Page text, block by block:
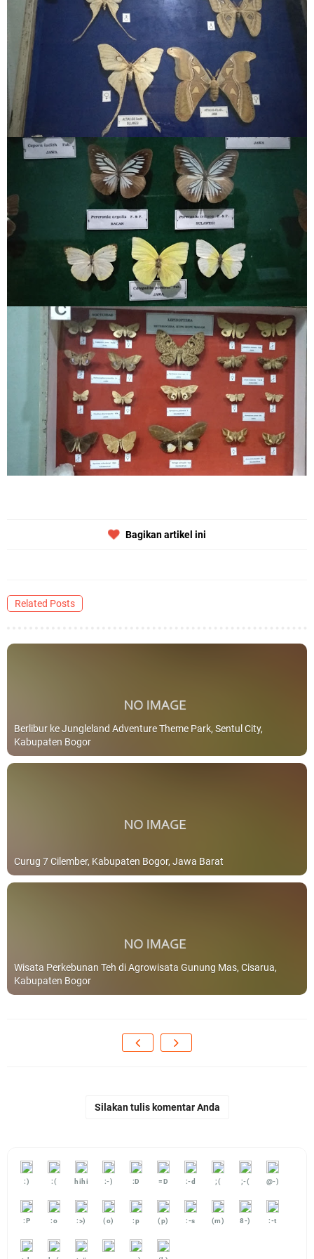
Bagikan artikel ini
Related Posts
Berlibur ke Jungleland Adventure Theme Park, Sentul City,
Kabupaten Bogor
Curug 7 Cilember, Kabupaten Bogor, Jawa Barat
Wisata Perkebunan Teh di Agrowisata Gunung Mas, Cisarua,
Kabupaten Bogor
Silakan tulis komentar Anda
:) :( hihi :-) :D =D :-d ;( ;-( @-)
:P :o :>) (o) :p (p) :-s (m) 8-) :-t